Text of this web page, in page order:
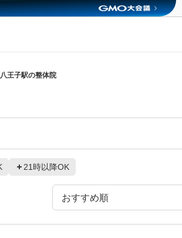
王子駅の整体院
21時以降OK